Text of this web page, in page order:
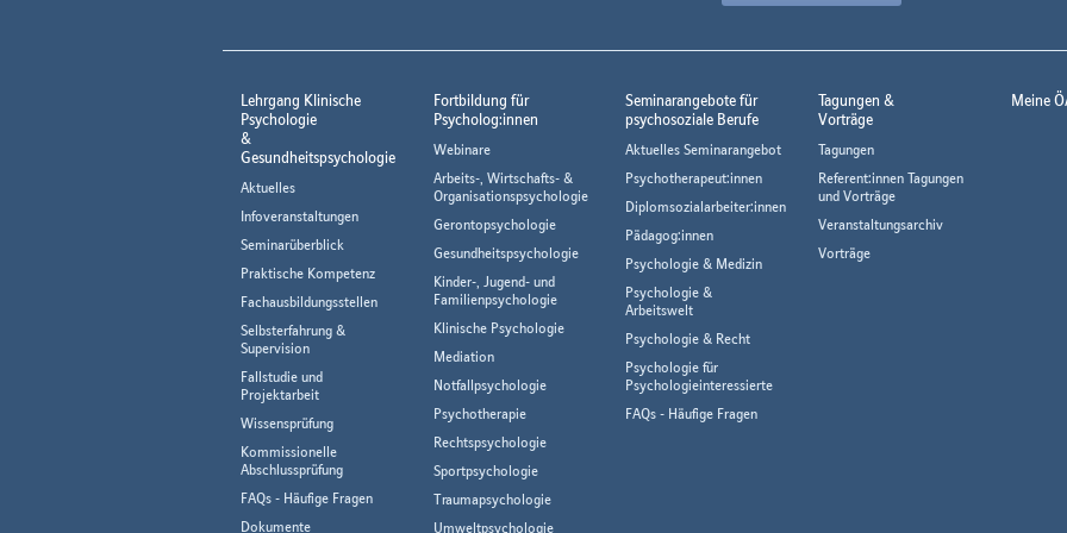
Lehrgang Klinische
Psychologie
&
Gesundheitspsychologie
Aktuelles
Infoveranstaltungen
Seminarüberblick
Praktische Kompetenz
Fachausbildungsstellen
Selbsterfahrung &
Supervision
Fallstudie und
Projektarbeit
Wissensprüfung
Kommissionelle
Abschlussprüfung
FAQs - Häufige Fragen
Dokumente
Fortbildung für
Psycholog:innen
Webinare
Arbeits-, Wirtschafts- &
Organisationspsychologie
Gerontopsychologie
Gesundheitspsychologie
Kinder-, Jugend- und
Familienpsychologie
Klinische Psychologie
Mediation
Notfallpsychologie
Psychotherapie
Rechtspsychologie
Sportpsychologie
Traumapsychologie
Umweltpsychologie
Seminarangebote für
psychosoziale Berufe
Aktuelles Seminarangebot
Psychotherapeut:innen
Diplomsozialarbeiter:innen
Pädagog:innen
Psychologie & Medizin
Psychologie &
Arbeitswelt
Psychologie & Recht
Psychologie für
Psychologieinteressierte
FAQs - Häufige Fragen
Tagungen &
Vorträge
Tagungen
Referent:innen Tagungen
und Vorträge
Veranstaltungsarchiv
Vorträge
Meine